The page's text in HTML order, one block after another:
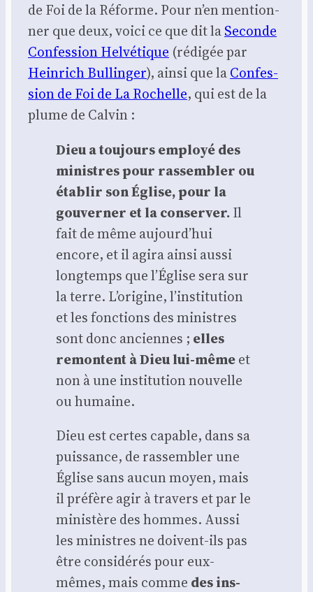
de Foi de la Réforme. Pour n’en men­tion­
ner que deux, voi­ci ce que dit laSeconde
Confes­sion Hel­vé­tique (rédi­gée par
Hein­rich Bul­lin­ger), ain­si que laConfes­
sion de Foi de La Rochelle, qui est de la
plume de Cal­vin :
Dieu a tou­jours employé des
ministres pour ras­sem­bler ou
éta­blir son Église, pour la
gou­ver­ner et la conser­ver.Il
fait de même aujourd’hui
encore, et il agi­ra ain­si aus­si
long­temps que l’Église sera sur
la terre. L’origine, l’institution
et les fonc­tions des ministres
sont donc anciennes ; elles
remontent à Dieu lui-mêmeet
non à une ins­ti­tu­tion nou­velle
ou humaine.
Dieu est certes capable, dans sa
puis­sance, de ras­sem­bler une
Église sans aucun moyen, mais
il pré­fère agir à tra­vers et par le
minis­tère des hommes. Aus­si
les ministres ne doivent-ils pas
être consi­dé­rés pour eux-
mêmes, mais comme des ins­